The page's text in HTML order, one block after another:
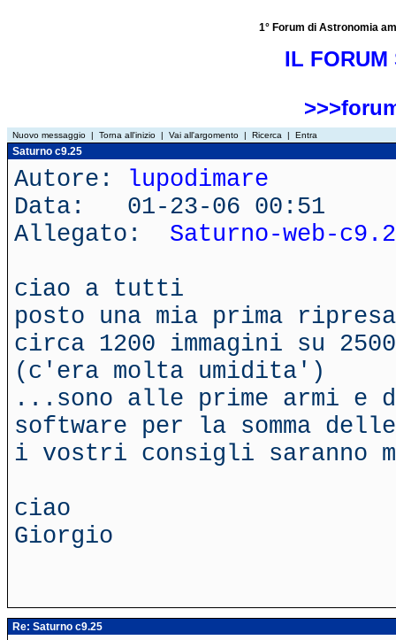
1° Forum di Astronomia
IL FORUM
Nuovo messaggio | Torna all'inizio | Vai all'argomento | Ricerca | Entra
Saturno c9.25
Autore: lupodimare
Data: 01-23-06 00:51
Allegato: Saturno-web-
ciao a tutti
posto una mia prima
circa 1200 immagini su
(c'era molta umidita')
...sono alle prime armi e
software per la somma
i vostri consigli saranno
ciao
Giorgio
Re: Saturno c9.25